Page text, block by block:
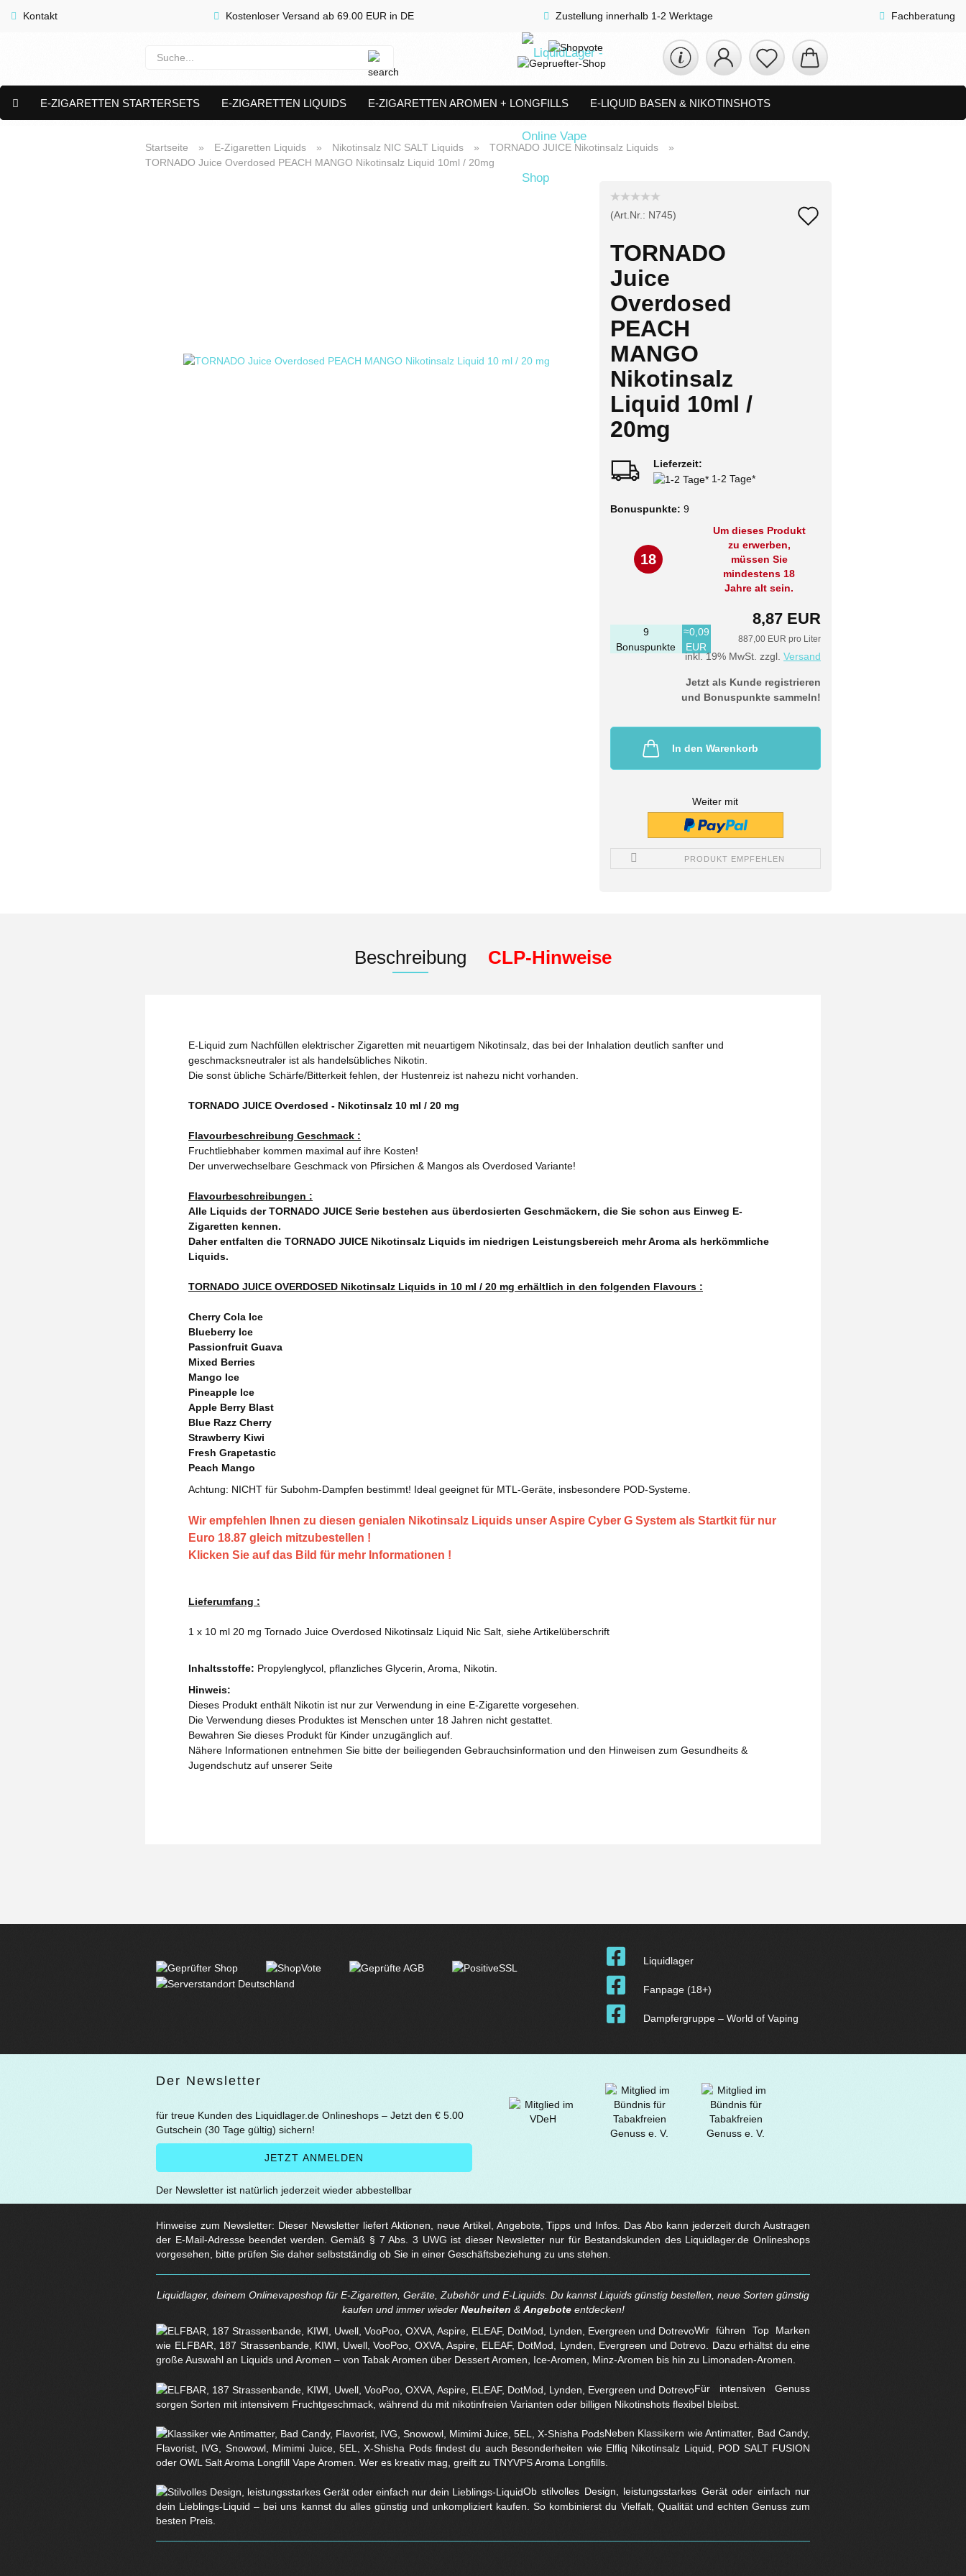
Kontakt Kostenloser Versand ab 69.00 EUR in DE Zustellung innerhalb 1-2 Werktage Fachberatung
E-ZIGARETTEN STARTERSETS E-ZIGARETTEN LIQUIDS E-ZIGARETTEN AROMEN + LONGFILLS E-LIQUID BASEN & NIKOTINSHOTS
VERDAMPFER & COILS AKKUTRÄGER & SETS
Startseite » E-Zigaretten Liquids » Nikotinsalz NIC SALT Liquids » TORNADO JUICE Nikotinsalz Liquids
»
TORNADO Juice Overdosed PEACH MANGO Nikotinsalz Liquid 10ml / 20mg
(Art.Nr.: N745)
TORNADO
Juice
Overdosed
PEACH
MANGO
Nikotinsalz
Liquid 10ml /
20mg
Lieferzeit:
1-2 Tage*
Bonuspunkte: 9
18
Um dieses Produkt
zu erwerben,
müssen Sie
mindestens 18
Jahre alt sein.
8,87 EUR
887,00 EUR pro Liter
inkl. 19% MwSt. zzgl. Versand
9
Bonuspunkte
≈0,09
EUR
Jetzt als Kunde registrieren
und Bonuspunkte sammeln!
In den Warenkorb
Weiter mit
PRODUKT EMPFEHLEN
Beschreibung CLP-Hinweise
E-Liquid zum Nachfüllen elektrischer Zigaretten mit neuartigem Nikotinsalz, das bei der Inhalation deutlich sanfter und
geschmacksneutraler ist als handelsübliches Nikotin.
Die sonst übliche Schärfe/Bitterkeit fehlen, der Hustenreiz ist nahezu nicht vorhanden.
TORNADO JUICE Overdosed - Nikotinsalz 10 ml / 20 mg
Flavourbeschreibung Geschmack :
Fruchtliebhaber kommen maximal auf ihre Kosten!
Der unverwechselbare Geschmack von Pfirsichen & Mangos als Overdosed Variante!
Flavourbeschreibungen :
Alle Liquids der TORNADO JUICE Serie bestehen aus überdosierten Geschmäckern, die Sie schon aus Einweg E-
Zigaretten kennen.
Daher entfalten die TORNADO JUICE Nikotinsalz Liquids im niedrigen Leistungsbereich mehr Aroma als herkömmliche
Liquids.
TORNADO JUICE OVERDOSED Nikotinsalz Liquids in 10 ml / 20 mg erhältlich in den folgenden Flavours :
Cherry Cola Ice
Blueberry Ice
Passionfruit Guava
Mixed Berries
Mango Ice
Pineapple Ice
Apple Berry Blast
Blue Razz Cherry
Strawberry Kiwi
Fresh Grapetastic
Peach Mango
Achtung: NICHT für Subohm-Dampfen bestimmt! Ideal geeignet für MTL-Geräte, insbesondere POD-Systeme.
Wir empfehlen Ihnen zu diesen genialen Nikotinsalz Liquids unser Aspire Cyber G System als Startkit für nur
Euro 18.87 gleich mitzubestellen !
Klicken Sie auf das Bild für mehr Informationen !
Lieferumfang :
1 x 10 ml 20 mg Tornado Juice Overdosed Nikotinsalz Liquid Nic Salt, siehe Artikelüberschrift
Inhaltsstoffe: Propylenglycol, pflanzliches Glycerin, Aroma, Nikotin.
Hinweis:
Dieses Produkt enthält Nikotin ist nur zur Verwendung in eine E-Zigarette vorgesehen.
Die Verwendung dieses Produktes ist Menschen unter 18 Jahren nicht gestattet.
Bewahren Sie dieses Produkt für Kinder unzugänglich auf.
Nähere Informationen entnehmen Sie bitte der beiliegenden Gebrauchsinformation und den Hinweisen zum Gesundheits &
Jugendschutz auf unserer Seite
Liquidlager
Fanpage (18+)
Dampfergruppe – World of Vaping
Der Newsletter
für treue Kunden des Liquidlager.de Onlineshops – Jetzt den € 5.00
Gutschein (30 Tage gültig) sichern!
Der Newsletter ist natürlich jederzeit wieder abbestellbar
Hinweise zum Newsletter: Dieser Newsletter liefert Aktionen, neue Artikel, Angebote, Tipps und Infos. Das Abo kann jederzeit durch Austragen
der E-Mail-Adresse beendet werden. Gemäß § 7 Abs. 3 UWG ist dieser Newsletter nur für Bestandskunden des Liquidlager.de Onlineshops
vorgesehen, bitte prüfen Sie daher selbstständig ob Sie in einer Geschäftsbeziehung zu uns stehen.
Liquidlager, deinem Onlinevapeshop für E-Zigaretten, Geräte, Zubehör und E-Liquids. Du kannst Liquids günstig bestellen, neue Sorten günstig
kaufen und immer wieder Neuheiten & Angeboteentdecken!
Wir führen Top Marken
wie ELFBAR, 187 Strassenbande, KIWI, Uwell, VooPoo, OXVA, Aspire, ELEAF, DotMod, Lynden, Evergreen und Dotrevo. Dazu erhältst du eine
große Auswahl an Liquids und Aromen – von Tabak Aromen über Dessert Aromen, Ice-Aromen, Minz-Aromen bis hin zu Limonaden-Aromen.
Für intensiven Genuss
sorgen Sorten mit intensivem Fruchtgeschmack, während du mit nikotinfreien Varianten oder billigen Nikotinshots flexibel bleibst.
Neben Klassikern wie Antimatter, Bad Candy,
Flavorist, IVG, Snowowl, Mimimi Juice, 5EL, X-Shisha Pods findest du auch Besonderheiten wie Elfliq Nikotinsalz Liquid, POD SALT FUSION
oder OWL Salt Aroma Longfill Vape Aromen. Wer es kreativ mag, greift zu TNYVPS Aroma Longfills.
Ob stilvolles Design, leistungsstarkes Gerät oder einfach nur
dein Lieblings-Liquid – bei uns kannst du alles günstig und unkompliziert kaufen. So kombinierst du Vielfalt, Qualität und echten Genuss zum
besten Preis.